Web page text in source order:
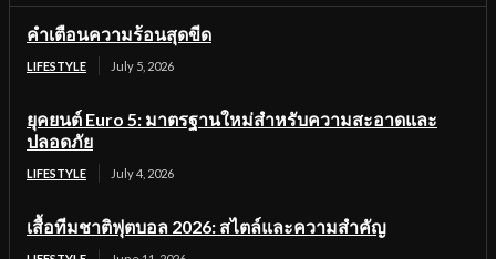
คำเตือนความร้อนสุดขีด
LIFESTYLE July 5, 2026
ยุคยนต์ Euro 5: มาตรฐานใหม่สำหรับความสะอาดและ
ปลอดภัย
LIFESTYLE July 4, 2026
เสื้อทีมชาติฟุตบอล 2026: สไตล์และความสำคัญ